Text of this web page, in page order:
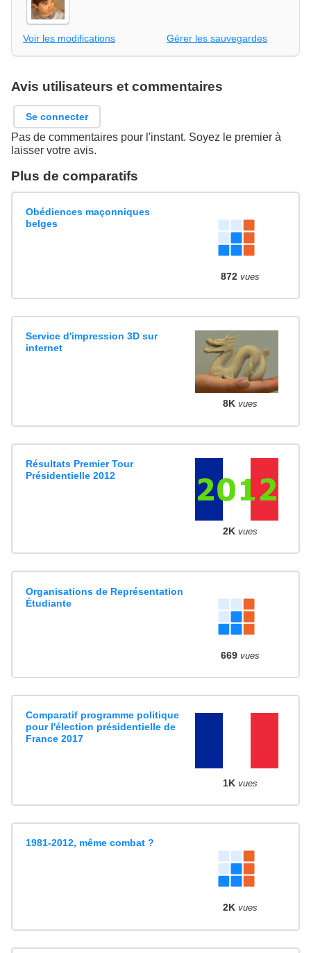
Voir les modifications Gérer les sauvegardes
Avis utilisateurs et commentaires
Se connecter
Pas de commentaires pour l'instant. Soyez le premier à
laisser votre avis.
Plus de comparatifs
Obédiences maçonniques
belges
872 vues
Service d'impression 3D sur
internet
8K vues
Résultats Premier Tour
Présidentielle 2012
2K vues
Organisations de Représentation
Étudiante
669 vues
Comparatif programme politique
pour l'élection présidentielle de
France 2017
1K vues
1981-2012, même combat ?
2K vues